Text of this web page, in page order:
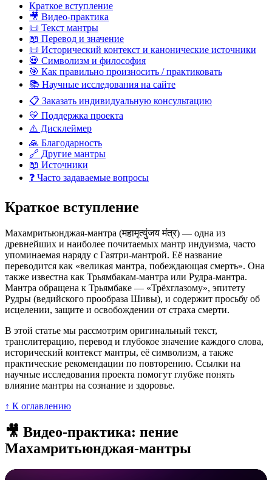
Краткое вступление
🎥 Видео-практика
📜 Текст мантры
📖 Перевод и значение
📜 Исторический контекст и канонические источники
💀 Символизм и философия
🎯 Как правильно произносить / практиковать
📚 Научные исследования на сайте
📋 Заказать индивидуальную консультацию
💛 Поддержка проекта
⚠️ Дисклеймер
🙏 Благодарность
🔗 Другие мантры
📖 Источники
❓ Часто задаваемые вопросы
Краткое вступление
Махамритьюнджая-мантра (महामृत्युंजय मंत्र) — одна из
древнейших и наиболее почитаемых мантр индуизма, часто
упоминаемая наряду с Гаятри-мантрой. Её название
переводится как «великая мантра, побеждающая смерть». Она
также известна как Трьямбакам-мантра или Рудра-мантра.
Мантра обращена к Трьямбаке — «Трёхглазому», эпитету
Рудры (ведийского прообраза Шивы), и содержит просьбу об
исцелении, защите и освобождении от страха смерти.
В этой статье мы рассмотрим оригинальный текст,
транслитерацию, перевод и глубокое значение каждого слова,
исторический контекст мантры, её символизм, а также
практические рекомендации по повторению. Ссылки на
научные исследования проекта помогут глубже понять
влияние мантры на сознание и здоровье.
↑ К оглавлению
🎥 Видео-практика: пение
Махамритьюнджая-мантры